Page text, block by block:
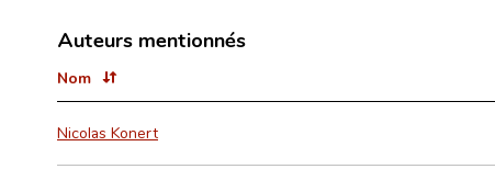
Auteurs mentionnés
Nom
Nicolas Konert